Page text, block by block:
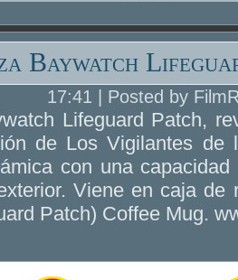
Baywatch
17:41 | Posted by
Lifeguard Patch,
de Los Vigilantes de
con una
Viene en caja de
Patch) Coffee Mug.